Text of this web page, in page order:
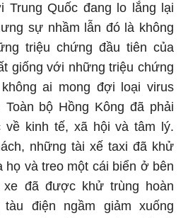
Trung Quốc đang lo lắng lại
sự nhầm lẫn đó là không
triệu chứng đầu tiên của
giống với những triệu chứng
ai mong đợi loại virus
bộ Hồng Kông đã phải
về kinh tế, xã hội và tâm lý.
những tài xế taxi đã khử
họ và treo một cái biển ở bên
xe đã được khử trùng hoàn
điện ngầm giảm xuống